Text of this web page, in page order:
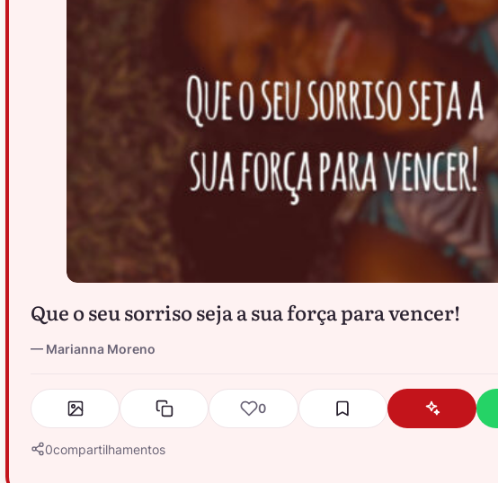
Que o seu sorriso seja a sua força para vencer!
Marianna Moreno
0
0compartilhamentos